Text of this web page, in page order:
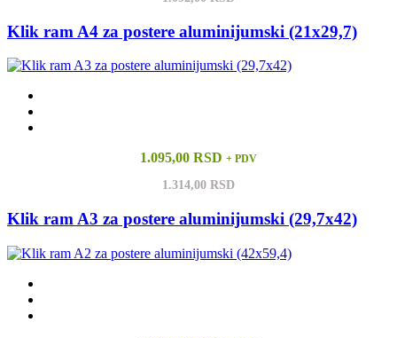
Klik ram A4 za postere aluminijumski (21x29,7)
1.095,00 RSD + PDV
1.314,00 RSD
Klik ram A3 za postere aluminijumski (29,7x42)